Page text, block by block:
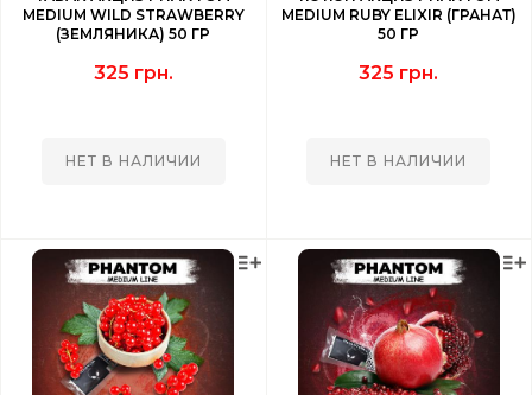
MEDIUM WILD STRAWBERRY
(ЗЕМЛЯНИКА) 50 ГР
325 грн.
НЕТ В НАЛИЧИИ
MEDIUM RUBY ELIXIR (ГРАНАТ)
50 ГР
325 грн.
НЕТ В НАЛИЧИИ